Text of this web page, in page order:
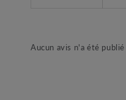
Aucun avis n'a été